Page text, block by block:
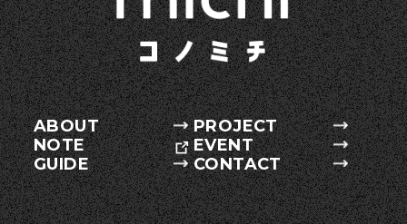
ABOUT
PROJECT
NOTE
EVENT
GUIDE
CONTACT